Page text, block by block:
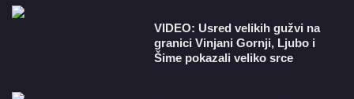
VIDEO: Usred velikih gužvi na
granici Vinjani Gornji, Ljubo i
Šime pokazali veliko srce